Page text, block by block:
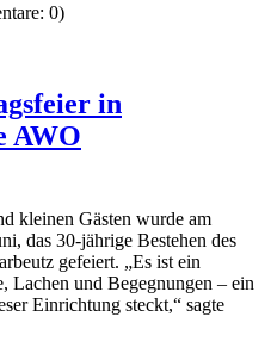
0)
in
AWO
kleinen Gästen wurde am
das 30-jährige Bestehen des
gefeiert. „Es ist ein
Lachen und Begegnungen – ein
Einrichtung steckt,“ sagte